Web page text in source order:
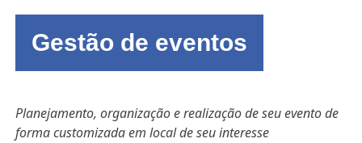
Gestão de eventos
Planejamento, organização e realização de seu evento de
forma customizada em local de seu interesse